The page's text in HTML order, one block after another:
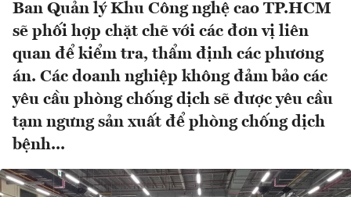
Ban Quản lý Khu Công nghệ cao TP.HCM
sẽ phối hợp chặt chẽ với các đơn vị liên
quan để kiểm tra, thẩm định các phương
án. Các doanh nghiệp không đảm bảo các
yêu cầu phòng chống dịch sẽ được yêu cầu
tạm ngưng sản xuất để phòng chống dịch
bệnh...